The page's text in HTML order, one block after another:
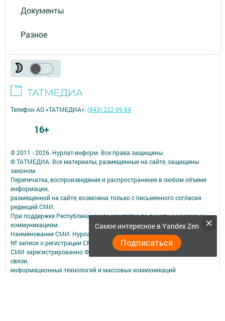
Документы
Разное
Самое интересное в Yandex Zen
Подписаться
© 2011 - 2026. Нурлат-⁠информ. Все права защищены.
© ТАТМЕДИА. Все материалы, размещенные на сайте, защищены
законом.
Перепечатка, воспроизведение и распространение в любом объеме
информации,
размещенной на сайте, возможна только с письменного согласия
редакций СМИ.
При поддержке Республиканского агентства по печати и массовым
коммуникациям.
Наименование СМИ: Нурлат-⁠информ
№ записи о регистрации СМИ, дата: ЭЛ № ФС 77 -⁠ 73782 от 05.10.2018
СМИ зарегистрированно Федеральной службой по надзору в сфере
связи,
информационных технологий и массовых коммуникаций
Телефон АО «ТАТМЕДИА»:(843) 222 09 84
16+